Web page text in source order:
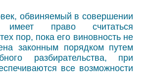
обвиняемый в совершении
имеет право считаться
пор, пока его виновность не
законным порядком путем
разбирательства, при
все возможности